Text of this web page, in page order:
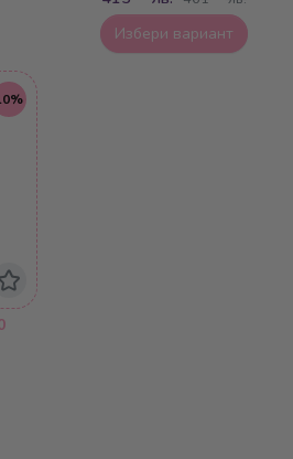
Избери вариант